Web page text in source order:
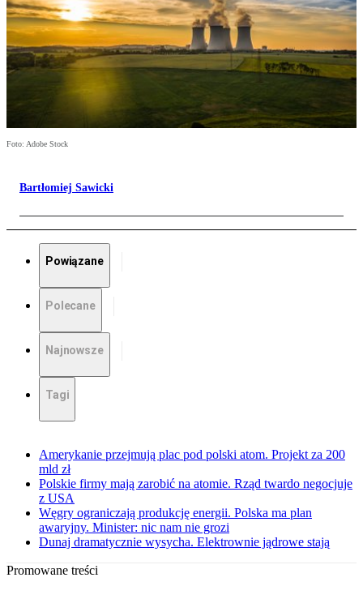
Foto: Adobe Stock
Bartłomiej Sawicki
Powiązane
Polecane
Najnowsze
Tagi
Amerykanie przejmują plac pod polski atom. Projekt za 200
mld zł
Polskie firmy mają zarobić na atomie. Rząd twardo negocjuje
z USA
Węgry ograniczają produkcję energii. Polska ma plan
awaryjny. Minister: nic nam nie grozi
Dunaj dramatycznie wysycha. Elektrownie jądrowe stają
Promowane treści